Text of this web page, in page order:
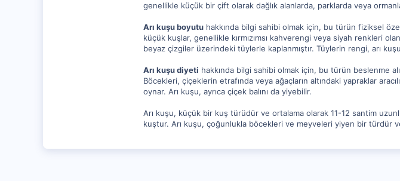
genellikle küçük bir çift olarak dağlık alanlarda, parklarda veya
Arı kuşu boyutu hakkında bilgi sahibi olmak için, bu türün fiziksel
küçük kuşlar, genellikle kırmızımsı kahverengi veya siyah renkleri
beyaz çizgiler üzerindeki tüylerle kaplanmıştır. Tüylerin rengi, arı
Arı kuşu diyeti hakkında bilgi sahibi olmak için, bu türün beslenme
Böcekleri, çiçeklerin etrafında veya ağaçların altındaki yapraklar
oynar. Arı kuşu, ayrıca çiçek balını da yiyebilir.
Arı kuşu, küçük bir kuş türüdür ve ortalama olarak 11-12 santim
kuştur. Arı kuşu, çoğunlukla böcekleri ve meyveleri yiyen bir türdür